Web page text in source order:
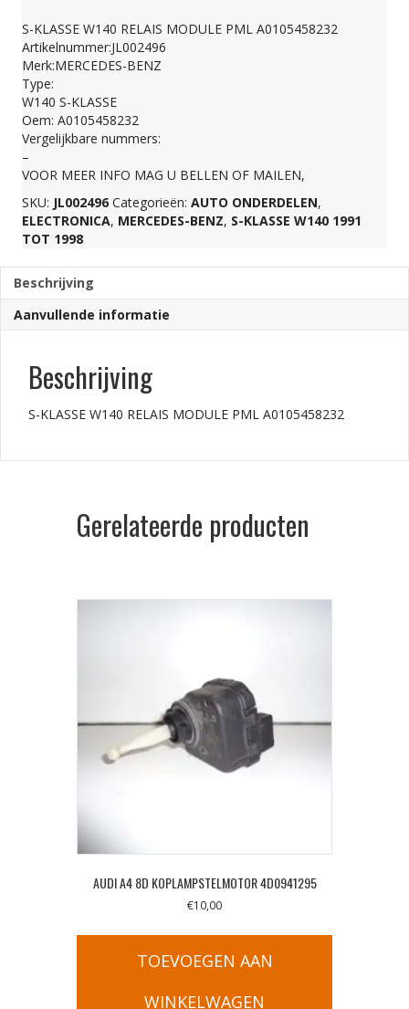
W140
RELAIS
MODULE
PML
A0105458232
aantal
S-KLASSE W140 RELAIS MODULE PML A0105458232
Artikelnummer:JL002496
Merk:MERCEDES-BENZ
Type:
W140 S-KLASSE
Oem: A0105458232
Vergelijkbare nummers:
–
VOOR MEER INFO MAG U BELLEN OF MAILEN,
SKU: JL002496 Categorieën: AUTO ONDERDELEN,
ELECTRONICA, MERCEDES-BENZ, S-KLASSE W140 1991
TOT 1998
Beschrijving
Aanvullende informatie
Beschrijving
S-KLASSE W140 RELAIS MODULE PML A0105458232
Gerelateerde producten
AUDI A4 8D KOPLAMPSTELMOTOR 4D0941295
€10,00
TOEVOEGEN AAN
WINKELWAGEN